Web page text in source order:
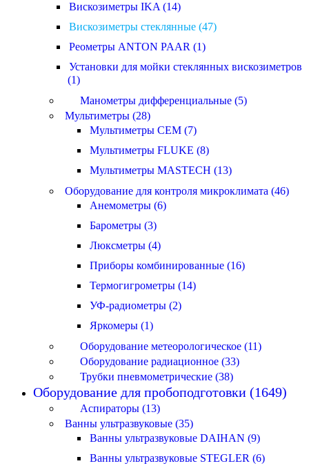
Вискозиметры IKA (14)
Вискозиметры стеклянные (47)
Реометры ANTON PAAR (1)
Установки для мойки стеклянных вискозиметров
(1)
Манометры дифференциальные (5)
Мультиметры (28)
Мультиметры CEM (7)
Мультиметры FLUKE (8)
Мультиметры MASTECH (13)
Оборудование для контроля микроклимата (46)
Анемометры (6)
Барометры (3)
Люксметры (4)
Приборы комбинированные (16)
Термогигрометры (14)
УФ-радиометры (2)
Яркомеры (1)
Оборудование метеорологическое (11)
Оборудование радиационное (33)
Трубки пневмометрические (38)
Оборудование для пробоподготовки (1649)
Аспираторы (13)
Ванны ультразвуковые (35)
Ванны ультразвуковые DAIHAN (9)
Ванны ультразвуковые STEGLER (6)